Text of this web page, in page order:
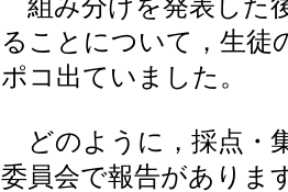
組み分けを発表した
ることについて，生徒
ポコ出ていました。
どのように，採点・
委員会で報告がありま